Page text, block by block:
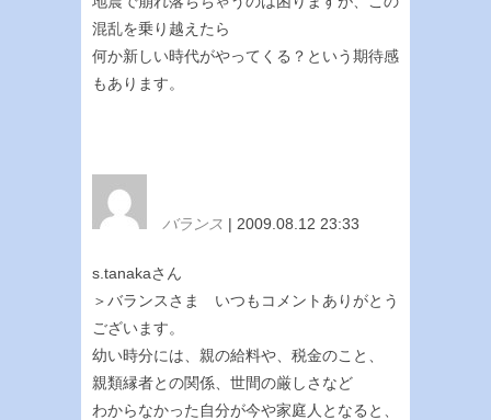
混乱を乗り越えたら
何か新しい時代がやってくる？という期待感
もあります。
バランス | 2009.08.12 23:33
s.tanakaさん
＞バランスさま いつもコメントありがとう
ございます。
幼い時分には、親の給料や、税金のこと、
親類縁者との関係、世間の厳しさなど
わからなかった自分が今や家庭人となると、